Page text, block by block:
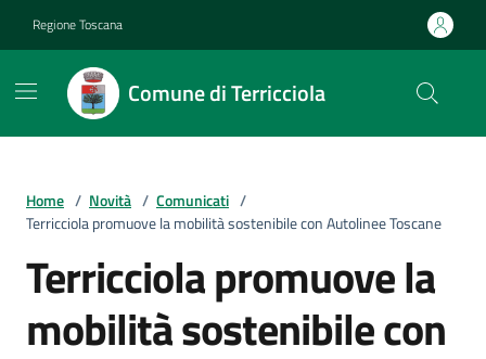
Regione Toscana
Comune di Terricciola
Home / Novità / Comunicati /
Terricciola promuove la mobilità sostenibile con Autolinee Toscane
Terricciola promuove la
mobilità sostenibile con